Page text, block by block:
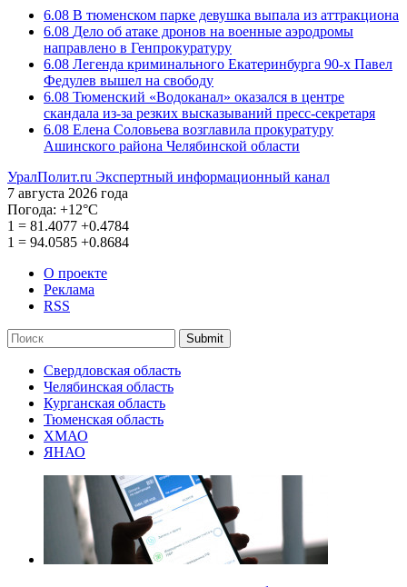
6.08 В тюменском парке девушка выпала из аттракциона
6.08 Дело об атаке дронов на военные аэродромы
направлено в Генпрокуратуру
6.08 Легенда криминального Екатеринбурга 90-х Павел
Федулев вышел на свободу
6.08 Тюменский «Водоканал» оказался в центре
скандала из-за резких высказываний пресс-секретаря
6.08 Елена Соловьева возглавила прокуратуру
Ашинского района Челябинской области
УралПолит.ru Экспертный информационный канал
7 августа 2026 года
Погода: +12°С
1 = 81.4077 +0.4784
1 = 94.0585 +0.8684
О проекте
Реклама
RSS
Submit
Свердловская область
Челябинская область
Курганская область
Тюменская область
ХМАО
ЯНАО